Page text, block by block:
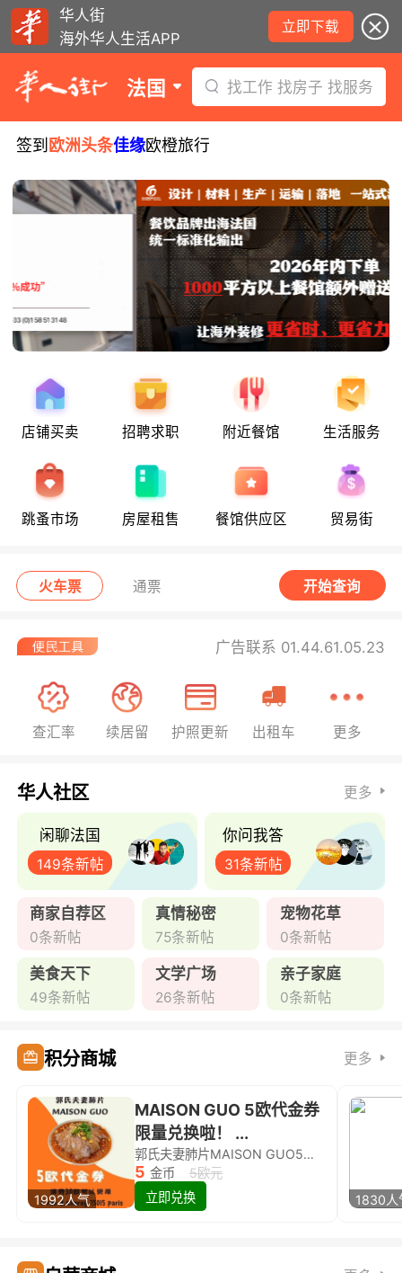
华人街
海外华人生活APP
立即下载
法国 找工作 找房子 找服务
签到 欧洲头条佳缘欧橙旅行
店铺买卖 招聘求职 附近餐馆 生活服务
跳蚤市场 房屋租售 餐馆供应区 贸易街
火车票 通票 开始查询
广告联系 01.44.61.05.23
查汇率 续居留 护照更新 出租车 更多
华人社区 更多
闲聊法国
149条新帖
你问我答
31条新帖
商家自荐区
0条新帖
真情秘密
75条新帖
宠物花草
0条新帖
美食天下
49条新帖
文学广场
26条新帖
亲子家庭
0条新帖
积分商城 更多
1992人气
MAISON GUO 5欧代金券
限量兑换啦！ ...
郭氏夫妻肺片MAISON GUO5欧代金券限量兑换啦！
5 金币
5欧元
立即兑换
1830人